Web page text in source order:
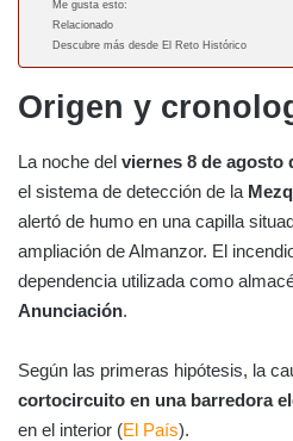
Me gusta esto:
Relacionado
Descubre más desde El Reto Histórico
Origen y
La noche del viernes 8 de agosto
el sistema de detección de la
alertó de humo en una capilla
ampliación de Almanzor. El
dependencia utilizada como
Anunciación.
Según las primeras hipótesis, la
cortocircuito en una barredora
en el interior (El País).